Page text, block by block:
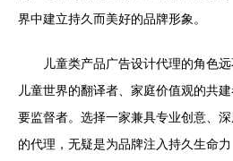
界中建立持久而美好的品牌形象。
儿童类产品广告设计代理的角色
儿童世界的翻译者、家庭价值观的共
要监督者。选择一家兼具专业创意、
的代理，无疑是为品牌注入持久生命